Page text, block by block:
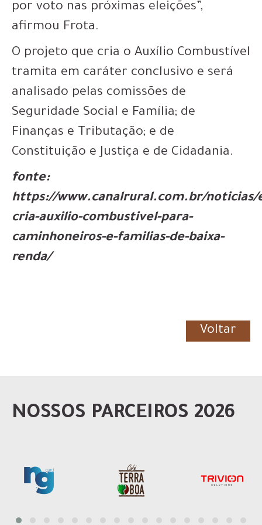
por voto nas próximas eleições”,
afirmou Frota.
O projeto que cria o Auxílio Combustível
tramita em caráter conclusivo e será
analisado pelas comissões de
Seguridade Social e Família; de
Finanças e Tributação; e de
Constituição e Justiça e de Cidadania.
fonte:
https://www.canalrural.com.br/noticias/
cria-auxilio-combustivel-para-
caminhoneiros-e-familias-de-baixa-
renda/
Voltar
NOSSOS PARCEIROS 2026